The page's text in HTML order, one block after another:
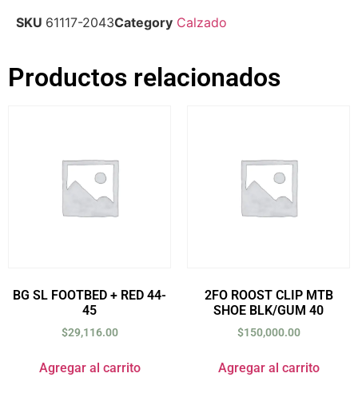
SKU 61117-2043Category Calzado
Productos relacionados
BG SL FOOTBED + RED 44-
45
$29,116.00
Agregar al carrito
2FO ROOST CLIP MTB
SHOE BLK/GUM 40
$150,000.00
Agregar al carrito